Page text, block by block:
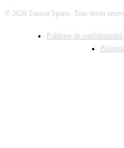
© 2026 Tunisia Sports. Tous droits
Politique de confidentialité